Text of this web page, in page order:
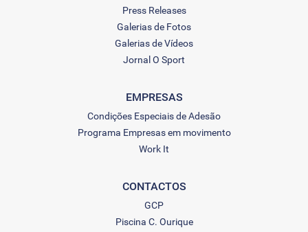
Press Releases
Galerias de Fotos
Galerias de Vídeos
Jornal O Sport
EMPRESAS
Condições Especiais de Adesão
Programa Empresas em movimento
Work It
CONTACTOS
GCP
Piscina C. Ourique